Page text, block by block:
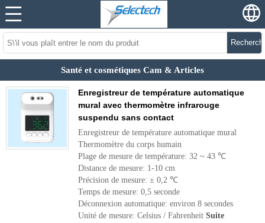
Santé et cosmétiques Cam & Articles
Enregistreur de température automatique
mural avec thermomètre infrarouge
suspendu sans contact
Enregistreur de température automatique mural
Thermomètre du corps humain
Plage de mesure de température: 32 ~ 43 ℃
Distance de mesure: 1-10 cm
Précision de mesure: ± 0,2 ℃
Temps de mesure: 0,5 seconde
Déconnexion automatique: environ 8 secondes
Unité de mesure: Celsius / Fahrenheit Suite